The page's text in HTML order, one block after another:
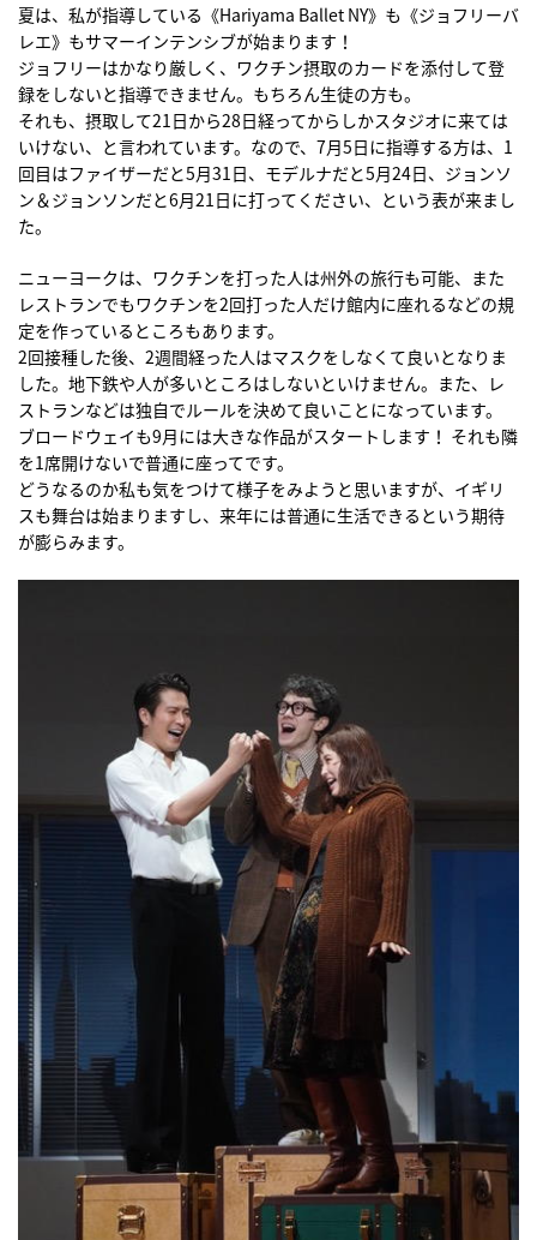
夏は、私が指導している《Hariyama Ballet NY》も《ジョフリーバ
レエ》もサマーインテンシブが始まります！
ジョフリーはかなり厳しく、ワクチン摂取のカードを添付して登
録をしないと指導できません。もちろん生徒の方も。
それも、摂取して21日から28日経ってからしかスタジオに来ては
いけない、と言われています。なので、7月5日に指導する方は、1
回目はファイザーだと5月31日、モデルナだと5月24日、ジョンソ
ン＆ジョンソンだと6月21日に打ってください、という表が来まし
た。
ニューヨークは、ワクチンを打った人は州外の旅行も可能、また
レストランでもワクチンを2回打った人だけ館内に座れるなどの規
定を作っているところもあります。
2回接種した後、2週間経った人はマスクをしなくて良いとなりま
した。地下鉄や人が多いところはしないといけません。また、レ
ストランなどは独自でルールを決めて良いことになっています。
ブロードウェイも9月には大きな作品がスタートします！ それも隣
を1席開けないで普通に座ってです。
どうなるのか私も気をつけて様子をみようと思いますが、イギリ
スも舞台は始まりますし、来年には普通に生活できるという期待
が膨らみます。